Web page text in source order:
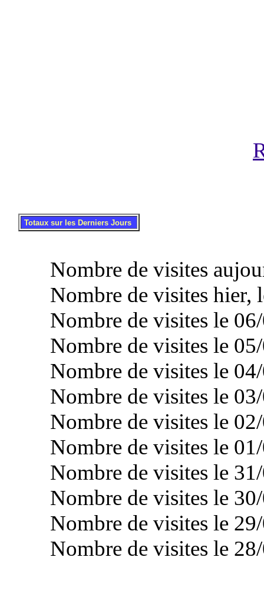
Totaux sur les Derniers Jours
Nombre de visites
Nombre de visites hier,
Nombre de visites le
Nombre de visites le
Nombre de visites le
Nombre de visites le
Nombre de visites le
Nombre de visites le
Nombre de visites le
Nombre de visites le
Nombre de visites le
Nombre de visites le